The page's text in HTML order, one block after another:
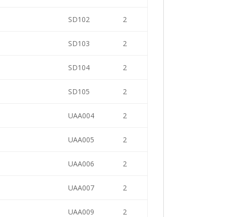
SD102 2
SD103 2
SD104 2
SD105 2
UAA004 2
UAA005 2
UAA006 2
UAA007 2
UAA009 2